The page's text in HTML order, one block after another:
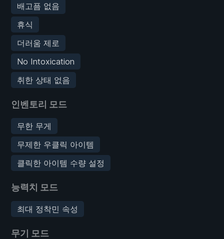
배고픔 없음
휴식
더러움 제로
No Intoxication
취한 상태 없음
인벤토리 모드
무한 무게
무제한 우클릭 아이템
클릭한 아이템 수량 설정
능력치 모드
최대 정착민 속성
무기 모드